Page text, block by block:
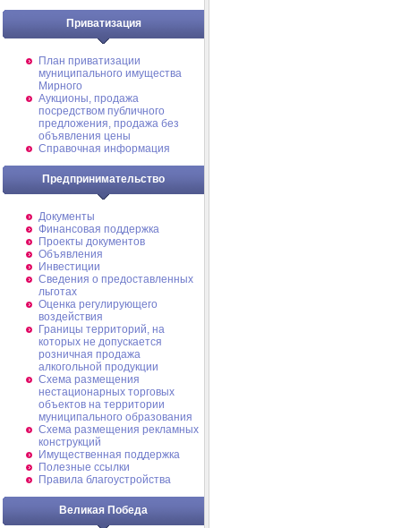
Приватизация
План приватизации
муниципального имущества
Мирного
Аукционы, продажа
посредством публичного
предложения, продажа без
объявления цены
Справочная информация
Предпринимательство
Документы
Финансовая поддержка
Проекты документов
Объявления
Инвестиции
Сведения о предоставленных
льготах
Оценка регулирующего
воздействия
Границы территорий, на
которых не допускается
розничная продажа
алкогольной продукции
Схема размещения
нестационарных торговых
объектов на территории
муниципального образования
Схема размещения рекламных
конструкций
Имущественная поддержка
Полезные ссылки
Правила благоустройства
Великая Победа